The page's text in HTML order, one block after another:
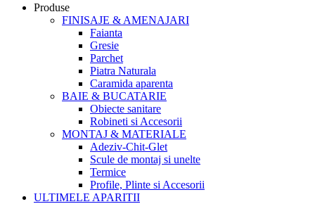
Produse
FINISAJE & AMENAJARI
Faianta
Gresie
Parchet
Piatra Naturala
Caramida aparenta
BAIE & BUCATARIE
Obiecte sanitare
Robineti si Accesorii
MONTAJ & MATERIALE
Adeziv-Chit-Glet
Scule de montaj si unelte
Termice
Profile, Plinte si Accesorii
ULTIMELE APARITII